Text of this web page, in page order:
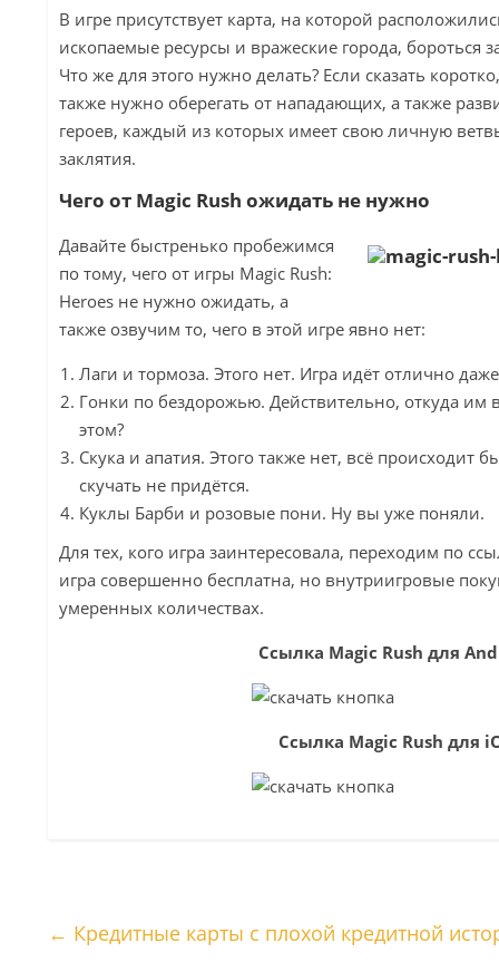
В игре присутствует карта, на которой
ископаемые ресурсы и вражеские города, бороться
Что же для этого нужно делать? Если сказать
также нужно оберегать от нападающих, а также
героев, каждый из которых имеет свою личную
заклятия.
Чего от Magic Rush ожидать не нужно
Давайте быстренько пробежимся
по тому, чего от игры Magic Rush:
Heroes не нужно ожидать, а
также озвучим то, чего в этой игре явно нет:
Лаги и тормоза. Этого нет. Игра идёт отлично
Гонки по бездорожью. Действительно, откуда им
этом?
Скука и апатия. Этого также нет, всё происходит
скучать не придётся.
Куклы Барби и розовые пони. Ну вы уже поняли.
Для тех, кого игра заинтересовала, переходим по
игра совершенно бесплатна, но внутриигровые
умеренных количествах.
Ссылка Magic Rush для
Ссылка Magic Rush для
← Кредитные карты с плохой кредитной